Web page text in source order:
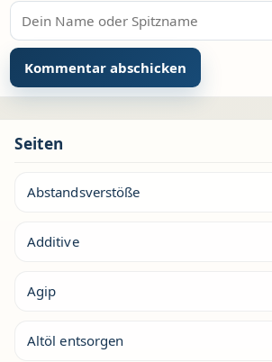
Seiten
Abstandsverstöße
Additive
Agip
Altöl entsorgen